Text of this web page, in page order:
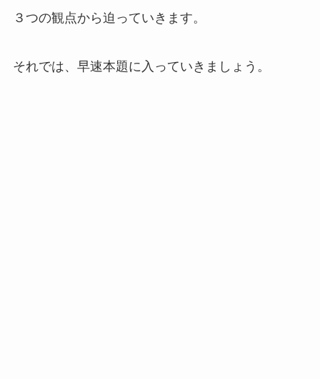
３つの観点から迫っていきます。
それでは、早速本題に入っていきましょう。